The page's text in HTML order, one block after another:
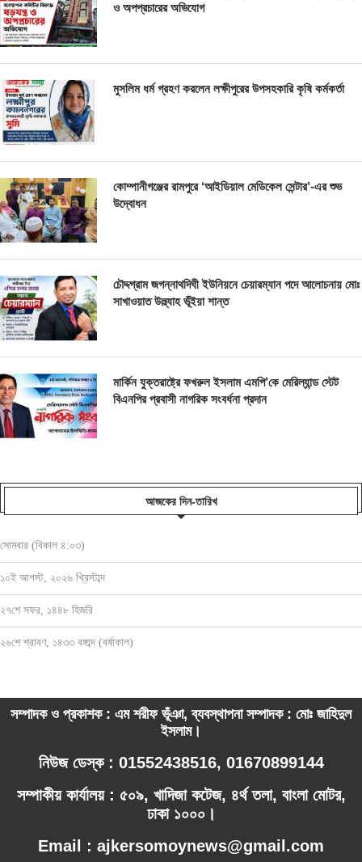
ও অপপ্রচারের অভিযোগ
মুসলিম ধর্ম গ্রহণ করলেন লক্ষীপুরের উপসহকারি কৃষি কর্মকর্তা
কোম্পানীগঞ্জের রামপুরে ‘আইডিয়াল মেডিকেল সেন্টার’-এর শুভ
উদ্বোধন
চৌদ্দগ্রাম জগন্নাথদিঘী ইউনিয়নে চেয়ারম্যান পদে আলোচনায় মোঃ
সাখাওয়াত উল্ল্যাহ ভূঁইয়া শান্ত
মার্কিন যুক্তরাষ্ট্রে ফখরুল ইসলাম এমপি’কে মেরিল্যান্ড স্টেট
বিএনপির প্রবাসী নাগরিক সংবর্ধনা প্রদান
আজকের দিন-তারিখ
সোমবার (বিকাল ৪:০৩)
১০ই আগস্ট, ২০২৬ খ্রিস্টাব্দ
২৭শে সফর, ১৪৪৮ হিজরি
২৬শে শ্রাবণ, ১৪৩৩ বঙ্গাব্দ (বর্ষাকাল)
সম্পাদক ও প্রকাশক : এম শরীফ ভূঁঞা, ব্যবস্থাপনা সম্পাদক : মোঃ জাহিদুল
ইসলাম।
নিউজ ডেস্ক : 01552438516, 01670899144
সম্পাকীয় কার্যালয় : ৫০৯, খাদিজা কটেজ, ৪র্থ তলা, বাংলা মোটর,
ঢাকা ১০০০।
Email : ajkersomoynews@gmail.com